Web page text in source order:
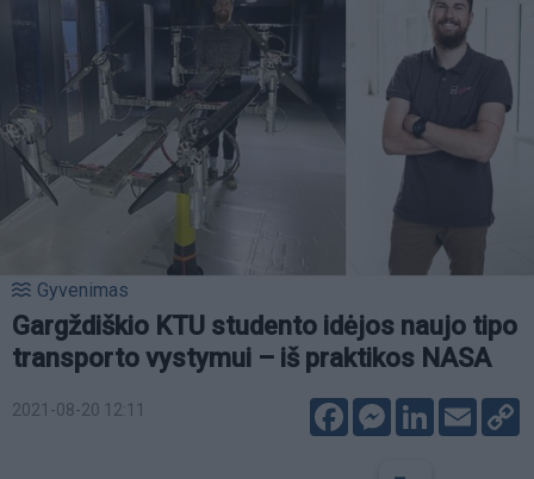
Gyvenimas
Gargždiškio KTU studento idėjos naujo tipo
transporto vystymui – iš praktikos NASA
2021-08-20 12:11 FacebookMessenger
LinkedIn
Email